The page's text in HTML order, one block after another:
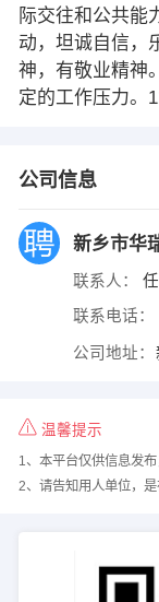
际交往和公共能
动，坦诚自信，
神，有敬业精神
定的工作压力。
公司信息
新乡市华
联系人：
联系电话：
公司地址：
温馨提示
1、本平台仅供信息发
2、请告知用人单位，是